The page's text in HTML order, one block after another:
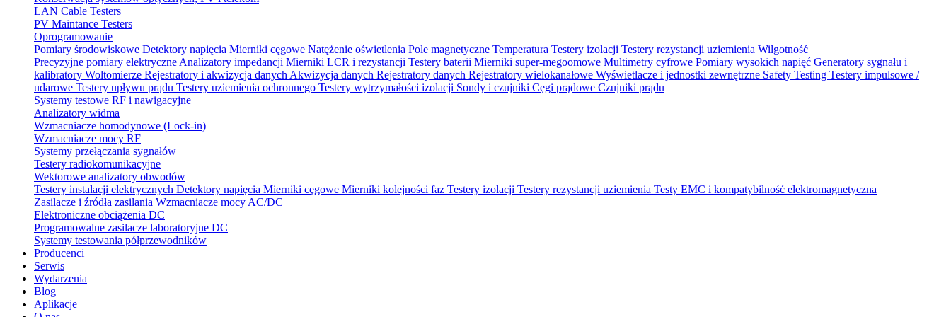
LAN Cable Testers
PV Maintance Testers
Oprogramowanie
Pomiary środowiskowe Detektory napięcia Mierniki cęgowe Natężenie oświetlenia Pole magnetyczne Temperatura Testery izolacji Testery rezystancji uziemienia Wilgotność
Precyzyjne pomiary elektryczne Analizatory impedancji Mierniki LCR i rezystancji Testery baterii Mierniki super-megoomowe Multimetry cyfrowe Pomiary wysokich napięć Generatory sygnału i
kalibratory Woltomierze Rejestratory i akwizycja danych Akwizycja danych Rejestratory danych Rejestratory wielokanałowe Wyświetlacze i jednostki zewnętrzne Safety Testing Testery impulsowe /
udarowe Testery upływu prądu Testery uziemienia ochronnego Testery wytrzymałości izolacji Sondy i czujniki Cęgi prądowe Czujniki prądu
Systemy testowe RF i nawigacyjne
Analizatory widma
Wzmacniacze homodynowe (Lock‑in)
Wzmacniacze mocy RF
Systemy przełączania sygnałów
Testery radiokomunikacyjne
Wektorowe analizatory obwodów
Testery instalacji elektrycznych Detektory napięcia Mierniki cęgowe Mierniki kolejności faz Testery izolacji Testery rezystancji uziemienia Testy EMC i kompatybilność elektromagnetyczna
Zasilacze i źródła zasilania Wzmacniacze mocy AC/DC
Elektroniczne obciążenia DC
Programowalne zasilacze laboratoryjne DC
Systemy testowania półprzewodników
Producenci
Serwis
Wydarzenia
Blog
Aplikacje